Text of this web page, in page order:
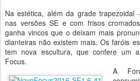
Na estética, além da grade trapezoidal
nas versões SE e com frisos
ganha vincos que o deixam mais
dianteiras não existem mais. Os faróis
tem nova escultura, que confere um
Focus.
A